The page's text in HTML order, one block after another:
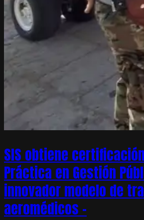
SIS obtiene
Práctica en Gestión
innovador modelo de
aeromédicos –